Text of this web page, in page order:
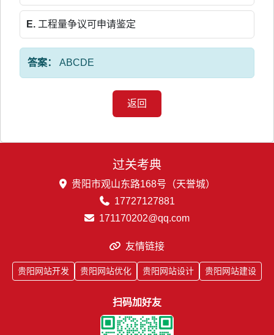
E. 工程量争议可申请鉴定
答案： ABCDE
返回
过关考典
贵阳市观山东路168号（天誉城）
17727127881
171170202@qq.com
友情链接
贵阳网站开发 贵阳网站优化 贵阳网站设计 贵阳网站建设
扫码加好友